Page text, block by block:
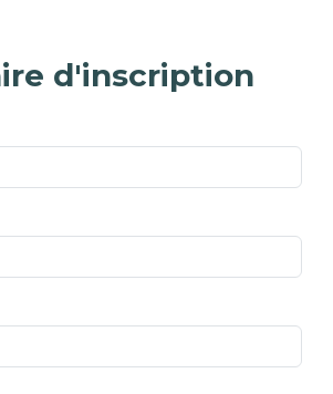
d'inscription